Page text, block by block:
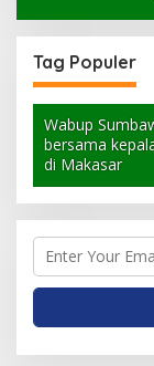
Tag Populer
Wabup
bersama
di Makasar